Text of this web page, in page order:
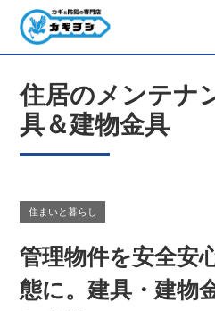
住居のメンテナ
具＆建物金具
住まいと暮らし
管理物件を安全安
態に。建具・建物